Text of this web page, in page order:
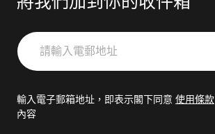
將我們加到你的收件箱
請
輸
郵
輸入電子郵箱地址，即表示閣下同意 使用條款
內容